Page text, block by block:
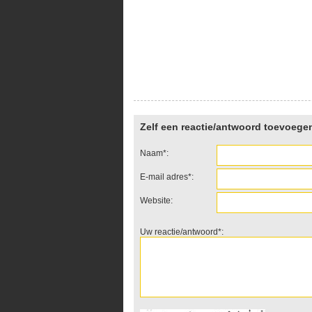
Zelf een reactie/antwoord
Naam*:
E-mail adres*:
Website:
Uw reactie/antwoord*: